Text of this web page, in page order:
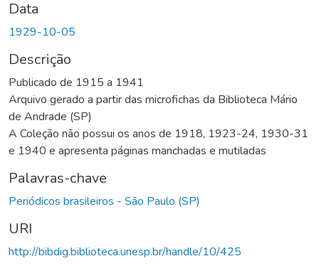
Data
1929-10-05
Descrição
Publicado de 1915 a 1941
Arquivo gerado a partir das microfichas da Biblioteca Mário
de Andrade (SP)
A Coleção não possui os anos de 1918, 1923-24, 1930-31
e 1940 e apresenta páginas manchadas e mutiladas
Palavras-chave
Periódicos brasileiros - São Paulo (SP)
URI
http://bibdig.biblioteca.unesp.br/handle/10/425